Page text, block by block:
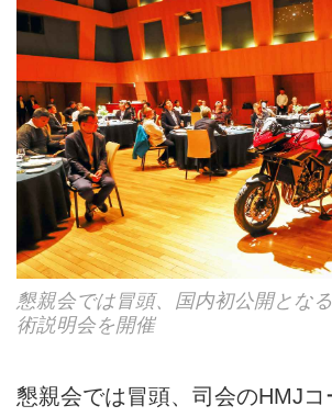
懇親会では冒頭、国内初公開とな
術説明会を開催
懇親会では冒頭、司会のHMJコ